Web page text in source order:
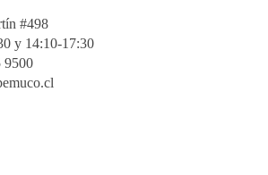
#498
y 14:10-17:30
9500